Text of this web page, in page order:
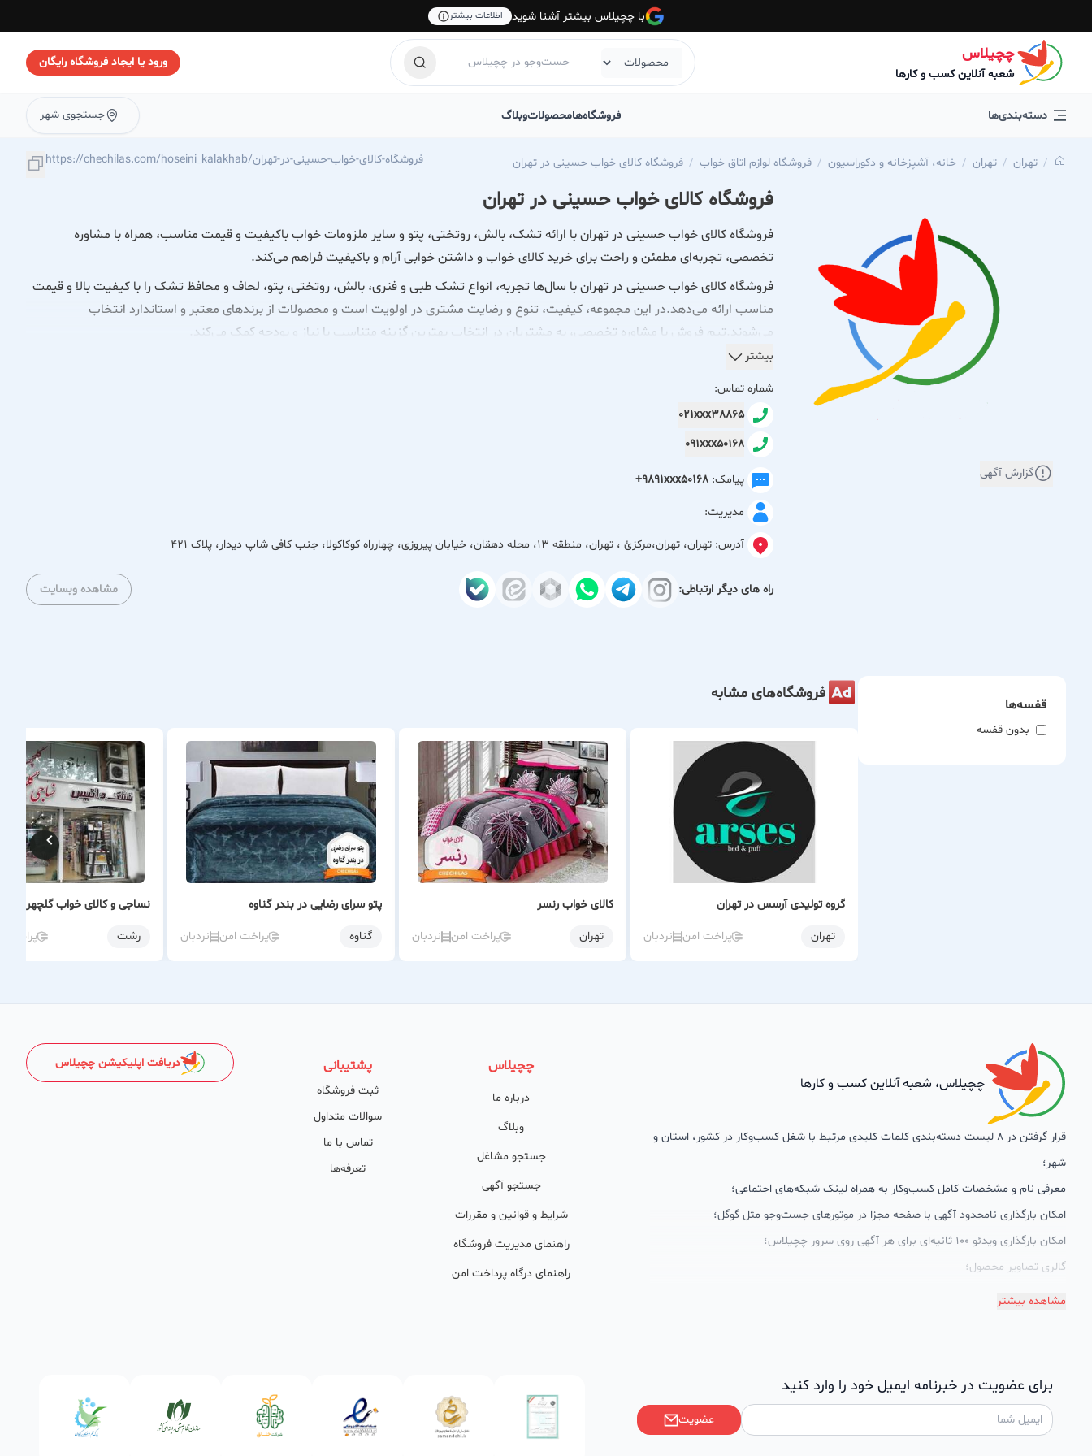
با چچیلاس بیشتر آشنا شوید اطلاعات بیشتر
چچیلاس
شعبه آنلاین کسب و کارها
ورود یا ایجاد فروشگاه رایگان
دسته‌بندی‌ها فروشگاه‌هامحصولاتوبلاگ جستجوی شهر
تهران تهران خانه، آشپزخانه و دکوراسیون فروشگاه لوازم اتاق خواب فروشگاه کالای خواب حسینی در تهران https://chechilas.com/hoseini_kalakhab/فروشگاه-کالای-خواب-حسینی-در-تهران
گزارش آگهی
فروشگاه کالای خواب حسینی در تهران
فروشگاه کالای خواب حسینی در تهران با ارائه تشک، بالش، روتختی، پتو و سایر ملزومات خواب باکیفیت و قیمت مناسب، همراه با مشاوره
تخصصی، تجربه‌ای مطمئن و راحت برای خرید کالای خواب و داشتن خوابی آرام و باکیفیت فراهم می‌کند.
فروشگاه کالای خواب حسینی در تهران با سال‌ها تجربه، انواع تشک طبی و فنری، بالش، روتختی، پتو، لحاف و محافظ تشک را با کیفیت بالا و قیمت
مناسب ارائه می‌دهد.در این مجموعه، کیفیت، تنوع و رضایت مشتری در اولویت است و محصولات از برندهای معتبر و استاندارد انتخاب
می‌شوند.تیم فروش با مشاوره تخصصی، به مشتریان در انتخاب بهترین گزینه متناسب با نیاز و بودجه کمک می‌کند.
هدف حسینی، ارائه تجربه‌ای مطمئن از خرید و فراهم کردن خوابی آرام و باکیفیت برای خانواده‌هاست.
بیشتر
شماره تماس:
021xxx38865
091xxx50168
پیامک: +9891xxx50168
مدیریت:
آدرس: تهران، تهران،مركزئ ، تهران، منطقه 13، محله دهقان، خیابان پیروزی، چهارراه کوکاکولا، جنب کافی شاپ دیدار، پلاک 421
راه های دیگر ارتباطی: مشاهده وبسایت
قفسه‌ها
بدون قفسه
فروشگاه‌های مشابه
گروه تولیدی آرسس در تهران
تهران پراخت امن نردبان
کالای خواب رنسر
تهران پراخت امن نردبان
پتو سرای رضایی در بندر گناوه
گناوه پراخت امن نردبان
نساجی و کالای خواب گلچهر
رشت پراخت
چچیلاس، شعبه آنلاین کسب و کارها
قرار گرفتن در 8 لیست دسته‌بندی کلمات کلیدی مرتبط با شغل کسب‌وکار در کشور، استان و
شهر؛
معرفی نام و مشخصات کامل کسب‌وکار به همراه لینک شبکه‌های اجتماعی؛
امکان بارگذاری نامحدود آگهی با صفحه مجزا در موتورهای جست‌وجو مثل گوگل؛
امکان بارگذاری ویدئو 100 ثانیه‌ای برای هر آگهی روی سرور چچیلاس؛
گالری تصاویر محصول؛
امکان دسته‌بندی آگهی‌ها
چچیلاس با کلمات کلیدی بسیار خوبی رتبه دریافت کرده و بازخورد‌های بسیار خوبی گرفته‌اند.
طی تماس‌های دوره‌ای پشتیبان‌ها (هر 45 روز تا 60 روز یک‌بار)، صاحبین کسب‌وکارها با
مشاهده بیشتر
چچیلاس
درباره ما
وبلاگ
جستجو مشاغل
جستجو آگهی
شرایط و قوانین و مقررات
راهنمای مدیریت فروشگاه
راهنمای درگاه پرداخت امن
پشتیبانی
ثبت فروشگاه
سوالات متداول
تماس با ما
تعرفه‌ها
دریافت اپلیکیشن چچیلاس
برای عضویت در خبرنامه ایمیل خود را وارد کنید
عضویت